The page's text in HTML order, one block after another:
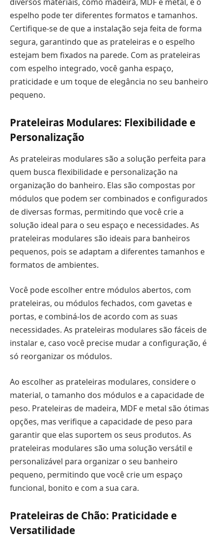
espelho pode ter diferentes formatos e tamanhos.
Certifique-se de que a instalação seja feita de forma
segura, garantindo que as prateleiras e o espelho
estejam bem fixados na parede. Com as prateleiras
com espelho integrado, você ganha espaço,
praticidade e um toque de elegância no seu banheiro
pequeno.
Prateleiras Modulares: Flexibilidade e
Personalização
As prateleiras modulares são a solução perfeita para
quem busca flexibilidade e personalização na
organização do banheiro. Elas são compostas por
módulos que podem ser combinados e configurados
de diversas formas, permitindo que você crie a
solução ideal para o seu espaço e necessidades. As
prateleiras modulares são ideais para banheiros
pequenos, pois se adaptam a diferentes tamanhos e
formatos de ambientes.
Você pode escolher entre módulos abertos, com
prateleiras, ou módulos fechados, com gavetas e
portas, e combiná-los de acordo com as suas
necessidades. As prateleiras modulares são fáceis de
instalar e, caso você precise mudar a configuração, é
só reorganizar os módulos.
Ao escolher as prateleiras modulares, considere o
material, o tamanho dos módulos e a capacidade de
peso. Prateleiras de madeira, MDF e metal são ótimas
opções, mas verifique a capacidade de peso para
garantir que elas suportem os seus produtos. As
prateleiras modulares são uma solução versátil e
personalizável para organizar o seu banheiro
pequeno, permitindo que você crie um espaço
funcional, bonito e com a sua cara.
Prateleiras de Chão: Praticidade e
Versatilidade